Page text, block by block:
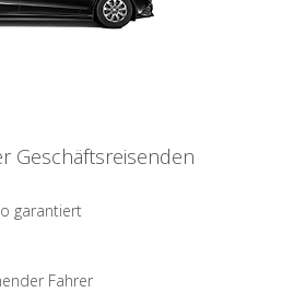
Geschäftsreisenden
garantiert
Fahrer